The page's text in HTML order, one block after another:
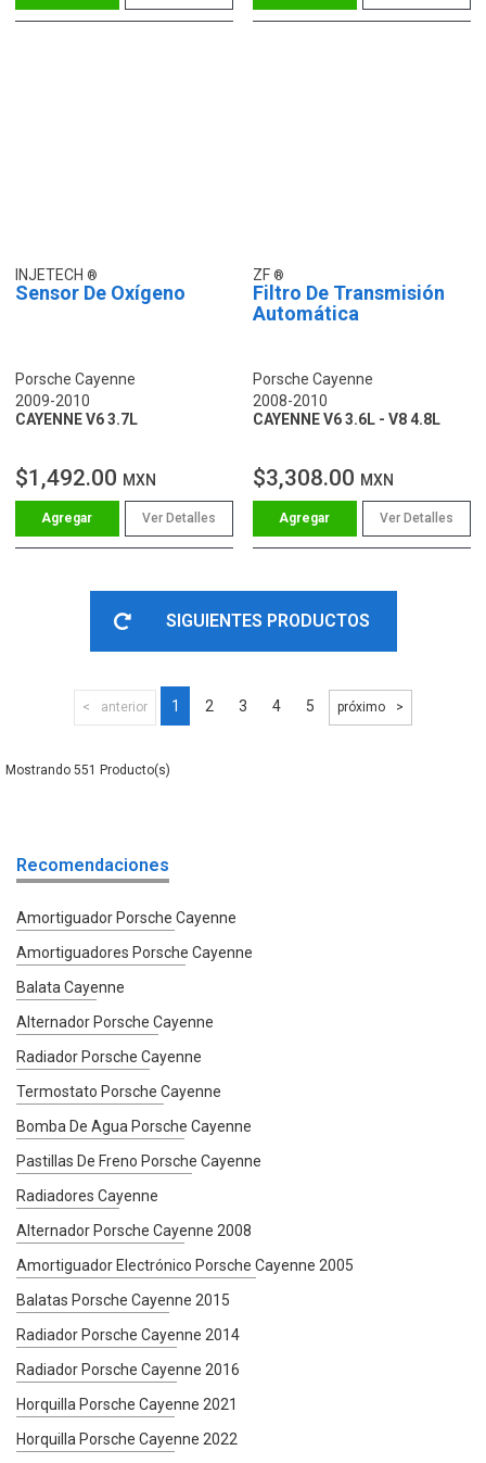
INJETECH
Sensor De Oxígeno
Porsche Cayenne
2009-2010
CAYENNE V6 3.7L
$1,492.00 MXN
Ver Detalles
ZF
Filtro De Transmisión
Automática
Porsche Cayenne
2008-2010
CAYENNE V6 3.6L - V8 4.8L
$3,308.00 MXN
Ver Detalles
SIGUIENTES PRODUCTOS
anterior 1 2 3 4 5 próximo
551
Recomendaciones
Amortiguador Porsche Cayenne
Amortiguadores Porsche Cayenne
Balata Cayenne
Alternador Porsche Cayenne
Radiador Porsche Cayenne
Termostato Porsche Cayenne
Bomba De Agua Porsche Cayenne
Pastillas De Freno Porsche Cayenne
Radiadores Cayenne
Alternador Porsche Cayenne 2008
Amortiguador Electrónico Porsche Cayenne 2005
Balatas Porsche Cayenne 2015
Radiador Porsche Cayenne 2014
Radiador Porsche Cayenne 2016
Horquilla Porsche Cayenne 2021
Horquilla Porsche Cayenne 2022